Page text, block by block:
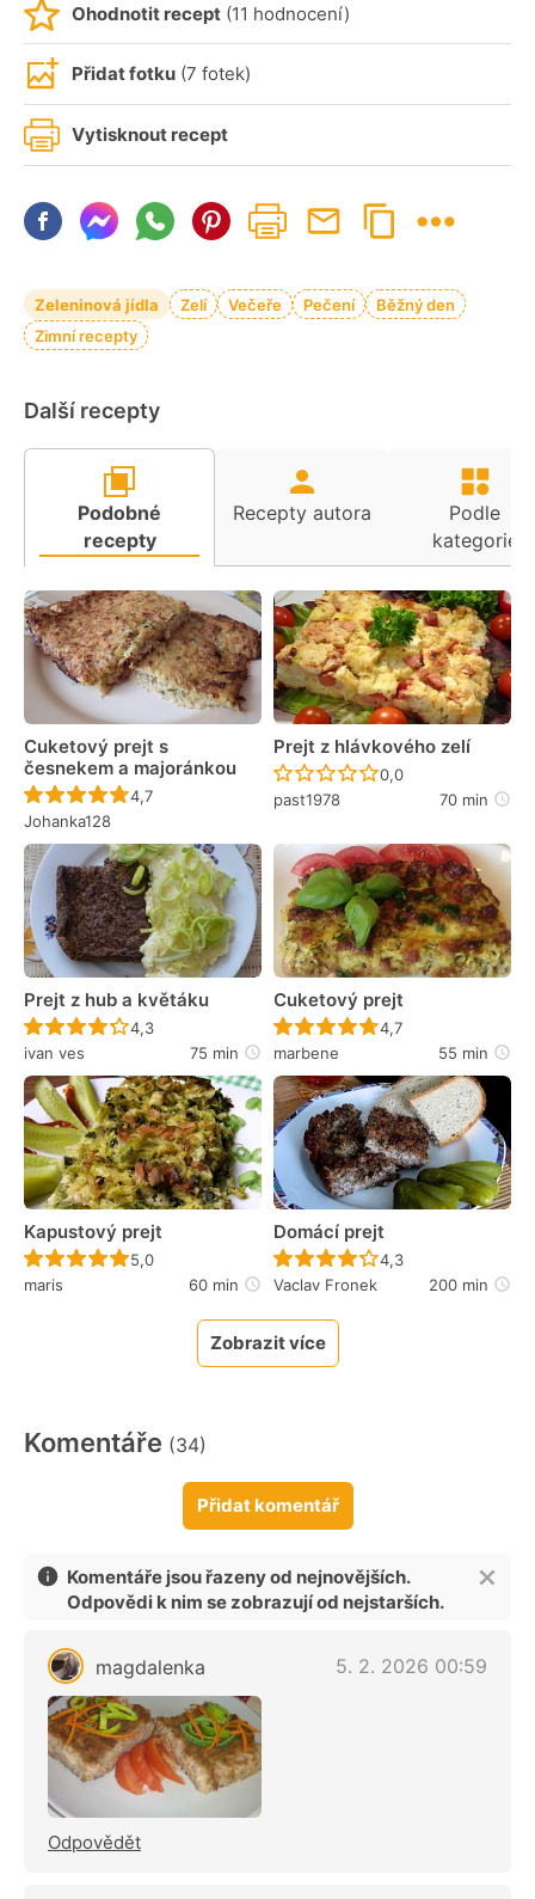
Ohodnotit recept (11 hodnocení)
Přidat fotku (7 fotek)
Vytisknout recept
Zeleninová jídla Zelí Večeře Pečení
Běžný den
Zimní recepty
Další recepty
Podobné
recepty
Recepty autora
Podle
kategorie
Cuketový prejt s
česnekem a majoránkou
Recept ještě nebyl hodnocen
4,7
Johanka128
Prejt z hlávkového zelí
Recept ještě nebyl
0,0
past1978
70 min
Prejt z hub a květáku
Recept ještě nebyl hodnocen
4,3
ivan ves
75 min
Cuketový prejt
Recept ještě nebyl
4,7
marbene
55 min
Kapustový prejt
Recept ještě nebyl hodnocen
5,0
maris
60 min
Domácí prejt
Recept ještě nebyl
4,3
Vaclav Fronek
200 min
Zobrazit více
Komentáře (34)
Přidat komentář
Komentáře jsou řazeny od nejnovějších.
Odpovědi k nim se zobrazují od nejstarších.
magdalenka 5. 2. 2026 00:59
Odpovědět